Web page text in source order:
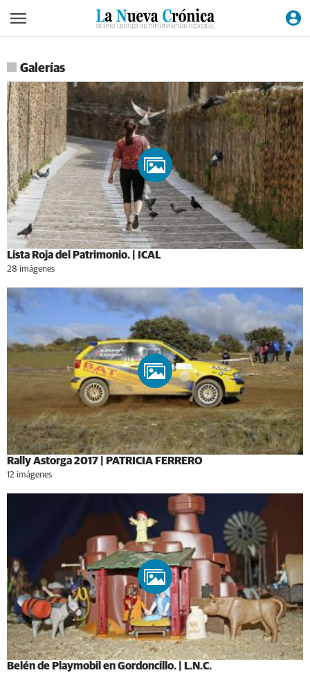
Galerías
Lista Roja del Patrimonio. | ICAL
28 imágenes
Rally Astorga 2017 | PATRICIA FERRERO
12 imágenes
Belén de Playmobil en Gordoncillo. | L.N.C.